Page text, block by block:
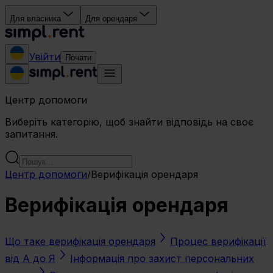
Для власника Для орендаря
Увійти Почати
Центр допомоги
Виберіть категорію, щоб знайти відповідь на своє
запитання.
Центр допомоги/Верифікація орендаря
Верифікація орендаря
Що таке верифікація орендаря
Процес верифікації
від А до Я
Інформація про захист персональних